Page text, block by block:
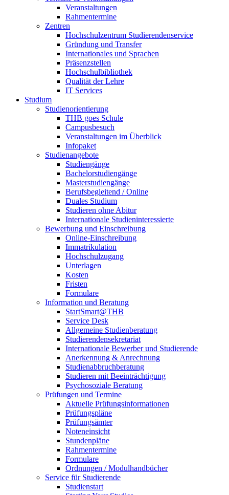
Veranstaltungen
Rahmentermine
Zentren
Hochschulzentrum Studierendenservice
Gründung und Transfer
Internationales und Sprachen
Präsenzstellen
Hochschulbibliothek
Qualität der Lehre
IT Services
Studium
Studienorientierung
THB goes Schule
Campusbesuch
Veranstaltungen im Überblick
Infopaket
Studienangebote
Studiengänge
Bachelorstudiengänge
Masterstudiengänge
Berufsbegleitend / Online
Duales Studium
Studieren ohne Abitur
Internationale Studieninteressierte
Bewerbung und Einschreibung
Online-Einschreibung
Immatrikulation
Hochschulzugang
Unterlagen
Kosten
Fristen
Formulare
Information und Beratung
StartSmart@THB
Service Desk
Allgemeine Studienberatung
Studierendensekretariat
Internationale Bewerber und Studierende
Anerkennung & Anrechnung
Studienabbruchberatung
Studieren mit Beeinträchtigung
Psychosoziale Beratung
Prüfungen und Termine
Aktuelle Prüfungsinformationen
Prüfungspläne
Prüfungsämter
Noteneinsicht
Stundenpläne
Rahmentermine
Formulare
Ordnungen / Modulhandbücher
Service für Studierende
Studienstart